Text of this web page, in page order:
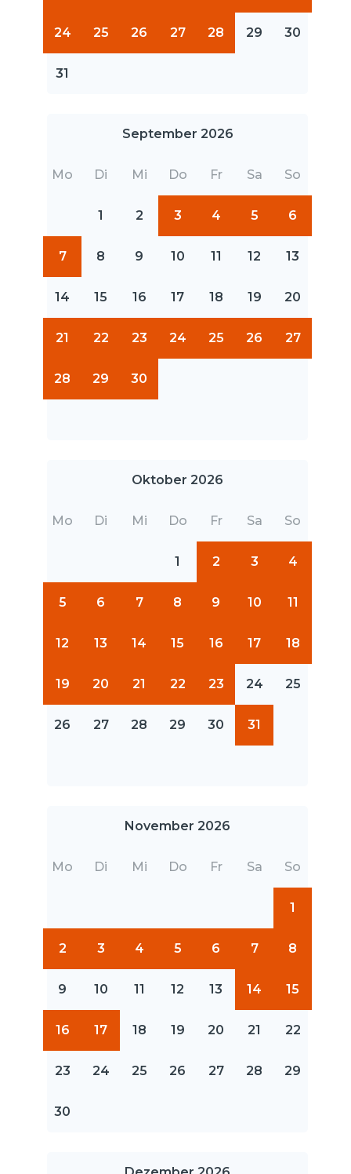
24 25 26 27 28 29 30
31
September 2026
Mo Di Mi Do Fr Sa So
1 2 3 4 5 6
7 8 9 10 11 12 13
14 15 16 17 18 19 20
21 22 23 24 25 26 27
28 29 30
Oktober 2026
Mo Di Mi Do Fr Sa So
1 2 3 4
5 6 7 8 9 10 11
12 13 14 15 16 17 18
19 20 21 22 23 24 25
26 27 28 29 30 31
November 2026
Mo Di Mi Do Fr Sa So
1
2 3 4 5 6 7 8
9 10 11 12 13 14 15
16 17 18 19 20 21 22
23 24 25 26 27 28 29
30